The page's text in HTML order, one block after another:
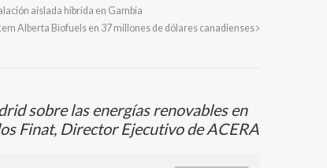
aislada híbrida en Gambia
Alberta Biofuels en 37 millones de dólares canadienses
sobre las energías renovables en
Finat, Director Ejecutivo de ACERA